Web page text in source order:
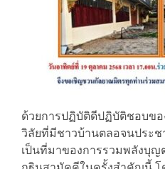
ด้วยการปฏิบัติดีปฏิบัติชอบข
วิลัยที่มีชาวบ้านตลอจนประ
เป็นที่มาของการรวมพลังบุญ